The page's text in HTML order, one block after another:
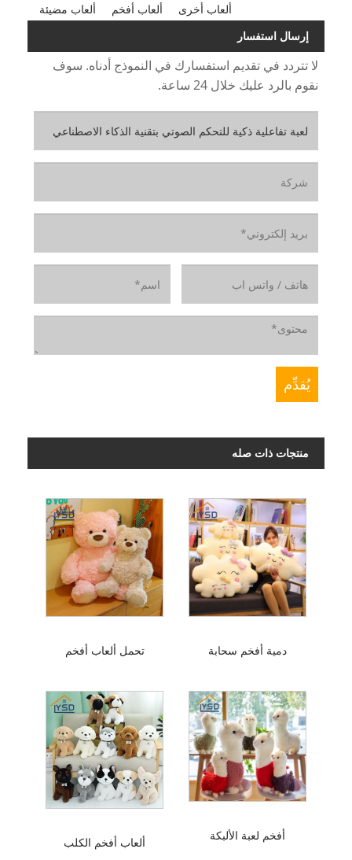
ألعاب مضيئة
ألعاب أفخم
ألعاب أخرى
إرسال استفسار
لا تتردد في تقديم استفسارك في النموذج أدناه. سوف
نقوم بالرد عليك خلال 24 ساعة.
منتجات ذات صله
تحمل ألعاب أفخم دمية أفخم سحابة
ألعاب أفخم الكلب أفخم لعبة الألبكة